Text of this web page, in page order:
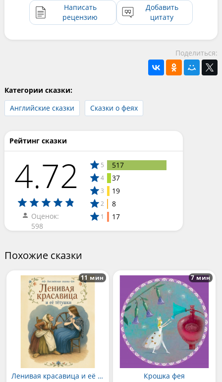
Написать
рецензию
Добавить
цитату
Поделиться:
Категории сказки:
Английские сказки
Сказки о феях
Рейтинг сказки
4.72
Оценок:
598
5 517
4 37
3 19
2 8
1 17
Похожие сказки
Ленивая красавица и её тётушки
11 мин
Крошка фея
7 мин